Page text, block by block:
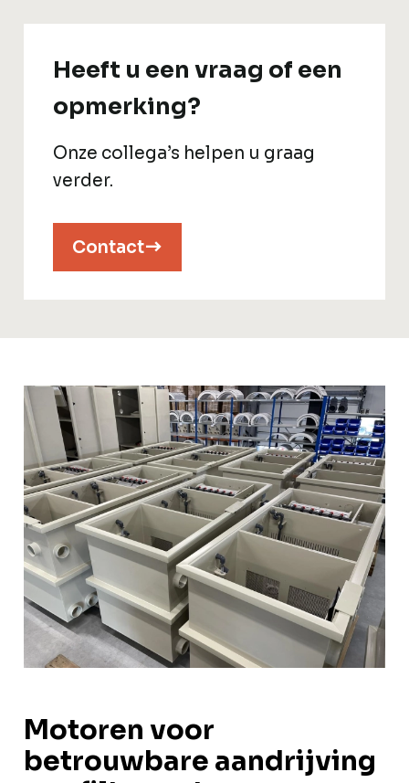
Heeft u een vraag of een
opmerking?
Onze collega’s helpen u graag
verder.
Contact
Motoren voor
betrouwbare aandrijving